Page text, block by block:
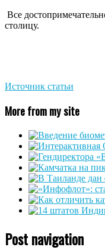
Все
столицу.
Источник статьи
More from my site
Post navigation